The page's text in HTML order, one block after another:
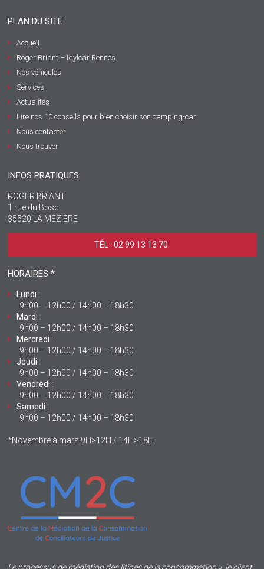
PLAN DU SITE
Accueil
Roger Briant – Idylcar Rennes
Nos véhicules
Services
Actualités
Lire nos 10 conseils pour bien choisir son camping-car
Nous contacter
Nous trouver
INFOS PRATIQUES
ROGER BRIANT
1 rue du Bosc
35520 LA MÉZIÈRE
TÉL : 02 99 13 13 70 ‎
HORAIRES *
Lundi :
9h00 – 12h00 / 14h00 – 18h30
Mardi :
9h00 – 12h00 / 14h00 – 18h30
Mercredi :
9h00 – 12h00 / 14h00 – 18h30
Jeudi :
9h00 – 12h00 / 14h00 – 18h30
Vendredi :
9h00 – 12h00 / 14h00 – 18h30
Samedi :
9h00 – 12h00 / 14h00 – 18h30
*Novembre à mars 9H>12H / 14H>18H